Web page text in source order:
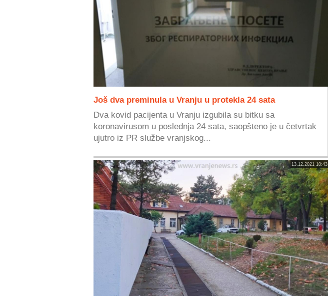
Još dva preminula u Vranju u protekla 24 sata
Dva kovid pacijenta u Vranju izgubila su bitku sa
koronavirusom u poslednja 24 sata, saopšteno je u četvrtak
ujutro iz PR službe vranjskog...
13.12.2021 10:43